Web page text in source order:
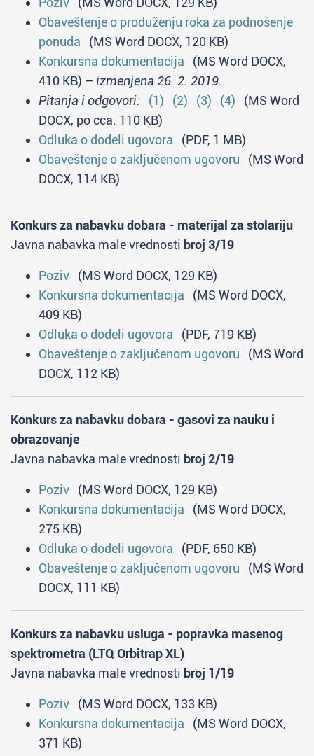
Obaveštenje o produženju roka za podnošenje
ponuda (MS Word DOCX, 120 KB)
Konkursna dokumentacija (MS Word DOCX,
410 KB) – izmenjena 26. 2. 2019.
Pitanja i odgovori:
(1) (2) (3) (4) (MS Word
DOCX, po cca. 110 KB)
Odluka o dodeli ugovora (PDF, 1 MB)
Obaveštenje o zaključenom ugovoru (MS Word
DOCX, 114 KB)
Konkurs za nabavku dobara - materijal za stolariju
Javna nabavka male vrednosti broj 3/19
Poziv (MS Word DOCX, 129 KB)
Konkursna dokumentacija (MS Word DOCX,
409 KB)
Odluka o dodeli ugovora (PDF, 719 KB)
Obaveštenje o zaključenom ugovoru (MS Word
DOCX, 112 KB)
Konkurs za nabavku dobara - gasovi za nauku i
obrazovanje
Javna nabavka male vrednosti broj 2/19
Poziv (MS Word DOCX, 129 KB)
Konkursna dokumentacija (MS Word DOCX,
275 KB)
Odluka o dodeli ugovora (PDF, 650 KB)
Obaveštenje o zaključenom ugovoru (MS Word
DOCX, 111 KB)
Konkurs za nabavku usluga - popravka masenog
spektrometra (LTQ Orbitrap XL)
Javna nabavka male vrednosti broj 1/19
Poziv (MS Word DOCX, 133 KB)
Konkursna dokumentacija (MS Word DOCX,
371 KB)